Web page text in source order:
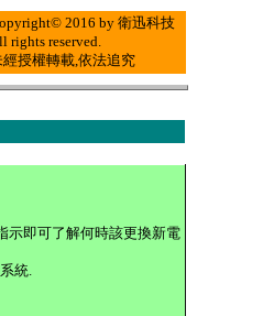
2016 by 衛迅科技
rights reserved.
授權轉載,依法追究
示即可了解何時該更換新電
統.